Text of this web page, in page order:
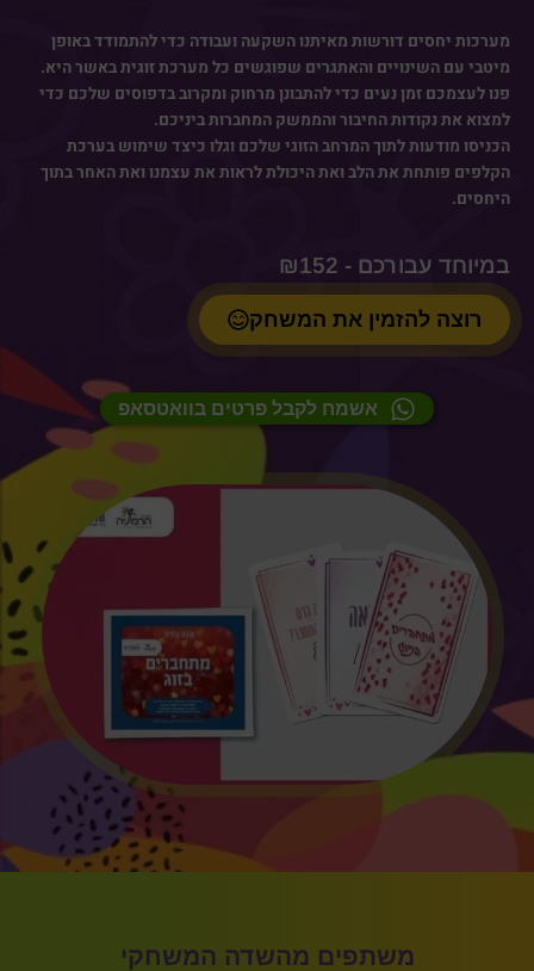
מערכות יחסים דורשות מאיתנו השקעה ועבודה כדי להתמודד באופן
מיטבי עם השינויים והאתגרים שפוגשים כל מערכת זוגית באשר היא.
פנו לעצמכם זמן נעים כדי להתבונן מרחוק ומקרוב בדפוסים שלכם כדי
למצוא את נקודות החיבור והממשק המחברות ביניכם.
הכניסו מודעות לתוך המרחב הזוגי שלכם וגלו כיצד שימוש בערכת
הקלפים פותחת את הלב ואת היכולת לראות את עצמנו ואת האחר בתוך
היחסים.
₪152
רוצה להזמין את המשחק
אשמח לקבל פרטים בוואטסאפ
משתפים מהשדה המשחקי